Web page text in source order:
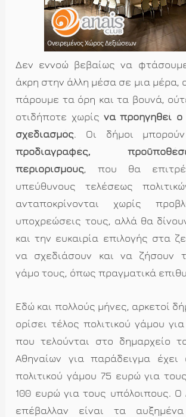
Δεν εννοώ βεβαίως να
άκρη στην άλλη μέσα σε μια μέρα,
πάρουμε τα όρη και τα βουνά,
οτιδήποτε χωρίς να προηγηθεί ο
σχεδιασμός. Οι δήμοι
προδιαγραφές,
περιορισμούς, που θα
υπεύθυνους τελέσεως
ανταποκρίνονται χωρίς
υποχρεώσεις τους, αλλά θα
και την ευκαιρία επιλογής στα
να σχεδιάσουν και να ζήσουν
γάμο τους, όπως πραγματικά
Εδώ και πολλούς μήνες, αρκετοί
ορίσει τέλος πολιτικού γάμου
που τελούνται στο δημαρχείο
Αθηναίων για παράδειγμα έχει
πολιτικού γάμου 75 ευρώ για
100 ευρώ για τους υπόλοιπους.
επέβαλλαν είναι τα αυξημένα